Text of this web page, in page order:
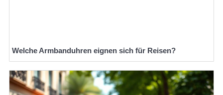
Welche Armbanduhren eignen sich für Reisen?